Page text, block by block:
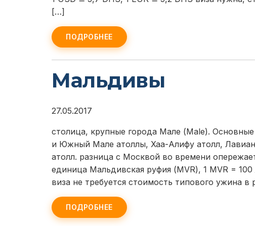
[…]
ПОДРОБНЕЕ
Мальдивы
27.05.2017
столица, крупные города Мале (Male).
и Южный Мале атоллы, Хаа-Алифу атолл,
атолл. разница с Москвой во времени
единица Мальдивская руфия (MVR), 1 MVR =
виза не требуется стоимость типового ужина
ПОДРОБНЕЕ